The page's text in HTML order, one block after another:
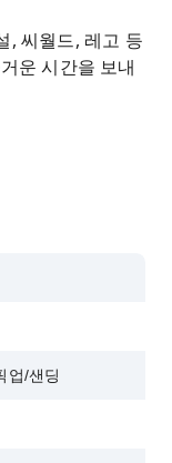
, 씨월드, 레고 등
운 시간을 보내
업/샌딩